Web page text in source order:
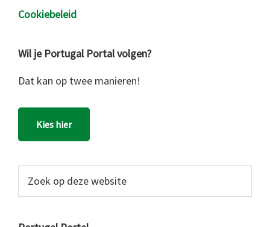
Cookiebeleid
Wil je Portugal Portal volgen?
Dat kan op twee manieren!
Kies hier